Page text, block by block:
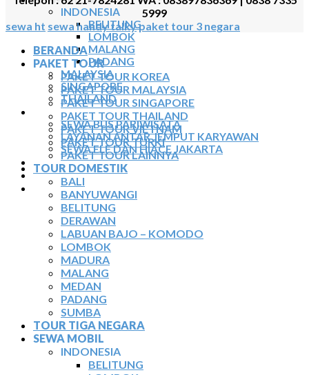
INDONESIA
BELITUNG
LOMBOK
MALANG
PADANG
MALAYSIA
SINGAPORE
THAILAND
SEWA BUS
SEWA BUS PARIWISATA
LAYANAN ANTAR JEMPUT KARYAWAN
SEWA ELF DAN HIACE JAKARTA
TIKET ATRAKSI
ARTIKEL
KONTAK
5999
sewa ht sewa handy talkypaket tour 3 negara
BERANDA
PAKET TOUR
PAKET TOUR KOREA
PAKET TOUR MALAYSIA
PAKET TOUR SINGAPORE
PAKET TOUR THAILAND
PAKET TOUR VIETNAM
PAKET TOUR TURKI
PAKET TOUR LAINNYA
TOUR DOMESTIK
BALI
BANYUWANGI
BELITUNG
DERAWAN
LABUAN BAJO – KOMODO
LOMBOK
MADURA
MALANG
MEDAN
PADANG
SUMBA
TOUR TIGA NEGARA
SEWA MOBIL
INDONESIA
BELITUNG